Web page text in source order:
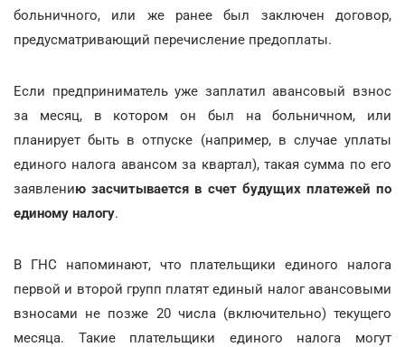
больничного, или же ранее был заключен договор,
предусматривающий перечисление предоплаты.
Если предприниматель уже заплатил авансовый взнос
за месяц, в котором он был на больничном, или
планирует быть в отпуске (например, в случае уплаты
единого налога авансом за квартал), такая сумма по его
заявлению засчитывается в счет будущих платежей по
единому налогу.
В ГНС напоминают, что плательщики единого налога
первой и второй групп платят единый налог авансовыми
взносами не позже 20 числа (включительно) текущего
месяца. Такие плательщики единого налога могут